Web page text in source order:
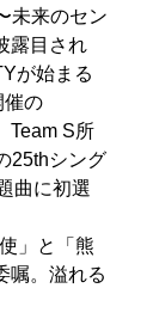
未来のセン
露目され
が始まる
催の
Team S所
25thシング
曲に初選
」と「熊
嘱。溢れる